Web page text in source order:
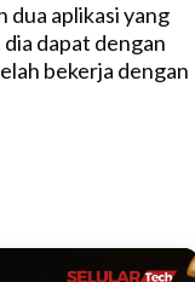
dua aplikasi yang
dapat dengan
bekerja dengan